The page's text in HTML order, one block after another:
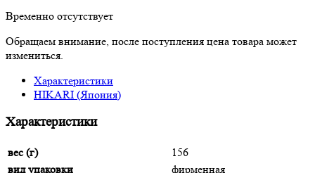
Временно отсутствует
Обращаем внимание, после поступления цена товара может
измениться.
Характеристики
HIKARI (Япония)
Характеристики
вес (г)
156
вид упаковки
фирменная